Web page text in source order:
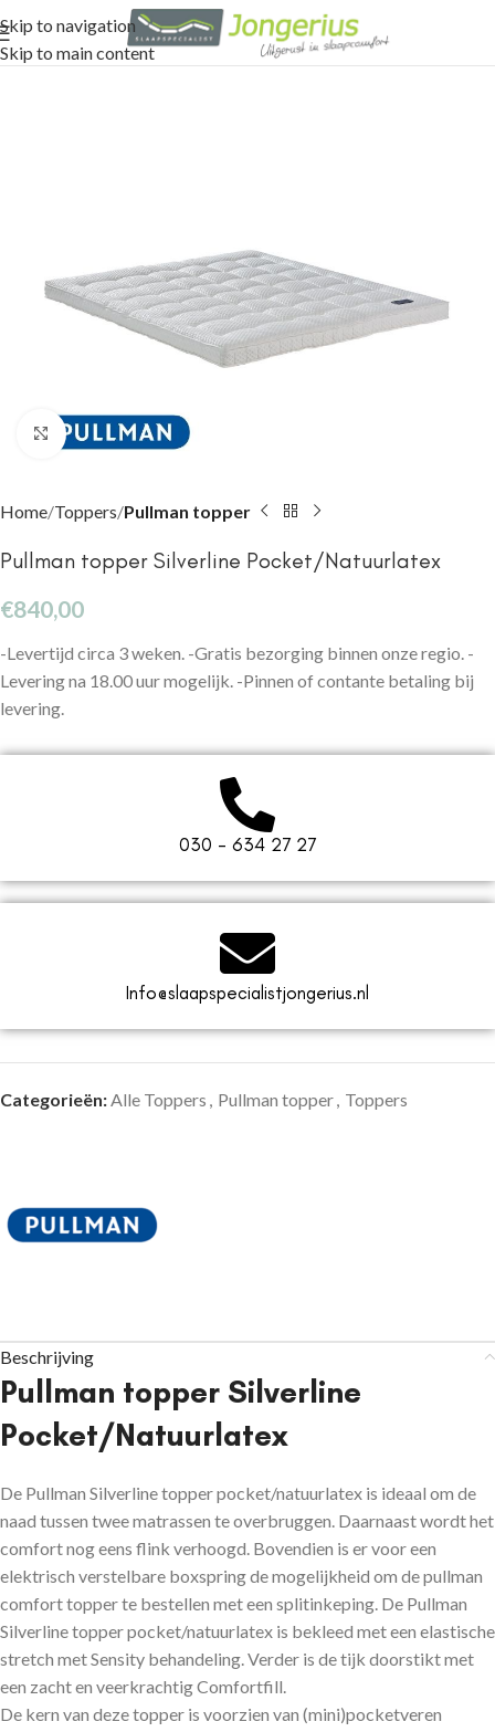
Skip to navigation
Skip to main content
Click to enlarge
Home Toppers Pullman topper
Pullman topper Silverline Pocket/Natuurlatex
€840,00
-Levertijd circa 3 weken. -Gratis bezorging binnen onze regio. -
Levering na 18.00 uur mogelijk. -Pinnen of contante betaling bij
levering.
030 - 634 27 27
Info@slaapspecialistjongerius.nl
Categorieën: Alle Toppers Pullman topper Toppers
Beschrijving
Pullman topper Silverline
Pocket/Natuurlatex
De Pullman Silverline topper pocket/natuurlatex is ideaal om de
naad tussen twee matrassen te overbruggen. Daarnaast wordt het
comfort nog eens flink verhoogd. Bovendien is er voor een
elektrisch verstelbare boxspring de mogelijkheid om de pullman
comfort topper te bestellen met een splitinkeping. De Pullman
Silverline topper pocket/natuurlatex is bekleed met een elastische
stretch met Sensity behandeling. Verder is de tijk doorstikt met
een zacht en veerkrachtig Comfortfill.
De kern van deze topper is voorzien van (mini)pocketveren